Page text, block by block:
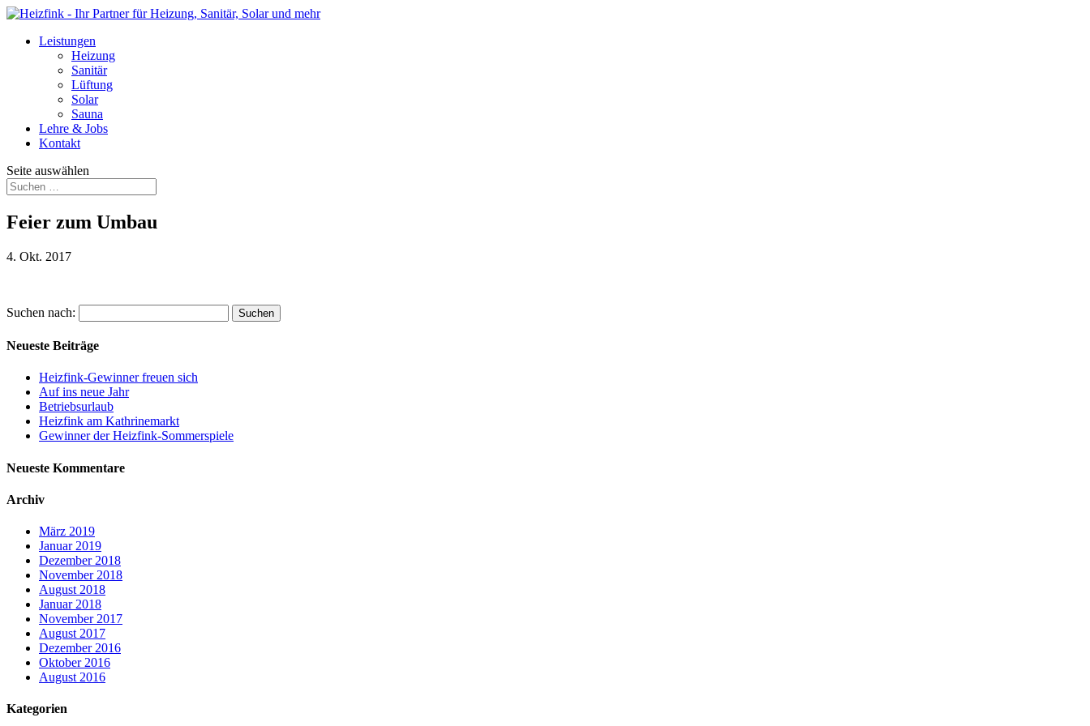
Leistungen
Heizung
Sanitär
Lüftung
Solar
Sauna
Lehre & Jobs
Kontakt
Seite auswählen
Feier zum Umbau
4. Okt. 2017
Suchen nach:
Neueste Beiträge
Heizfink-Gewinner freuen sich
Auf ins neue Jahr
Betriebsurlaub
Heizfink am Kathrinemarkt
Gewinner der Heizfink-Sommerspiele
Neueste Kommentare
Archiv
März 2019
Januar 2019
Dezember 2018
November 2018
August 2018
Januar 2018
November 2017
August 2017
Dezember 2016
Oktober 2016
August 2016
Kategorien